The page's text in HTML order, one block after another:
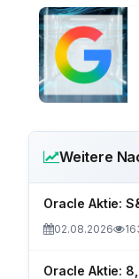
Weitere
Oracle Aktie:
02.08.2026
Oracle Aktie: